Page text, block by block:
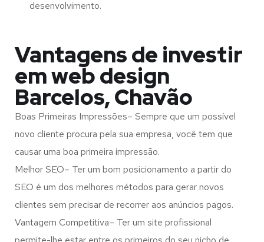
desenvolvimento.
Vantagens de investir
em web design
Barcelos, Chavão
Boas Primeiras Impressões– Sempre que um possível
novo cliente procura pela sua empresa, você tem que
causar uma boa primeira impressão.
Melhor SEO– Ter um bom posicionamento a partir do
SEO é um dos melhores métodos para gerar novos
clientes sem precisar de recorrer aos anúncios pagos.
Vantagem Competitiva– Ter um site profissional